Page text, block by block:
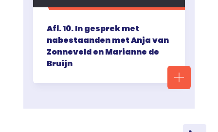
Afl. 10. In gesprek met
nabestaanden met Anja van
Zonneveld en Marianne de
Bruijn